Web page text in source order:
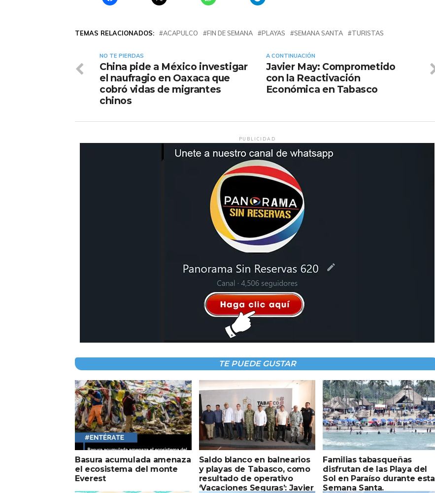
TEMAS RELACIONADOS: ACAPULCO FIN DE SEMANA PLAYAS SEMANA SANTA TURISTAS
A CONTINUACIÓN
Javier May: Comprometido
con la Reactivación
Económica en Tabasco
NO TE PIERDAS
China pide a México investigar
el naufragio en Oaxaca que
cobró vidas de migrantes
chinos
PUBLICIDAD
TE PUEDE GUSTAR
Basura acumulada amenaza
el ecosistema del monte
Everest
Saldo blanco en balnearios
y playas de Tabasco, como
resultado de operativo
‘Vacaciones Seguras’: Javier
Familias tabasqueñas
disfrutan de las Playa del
Sol en Paraíso durante esta
Semana Santa.